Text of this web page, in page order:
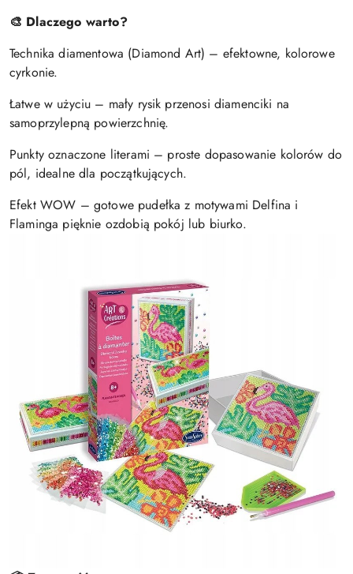
🎨 Dlaczego warto?
Technika diamentowa (Diamond Art) – efektowne, kolorowe
cyrkonie.
Łatwe w użyciu – mały rysik przenosi diamenciki na
samoprzylepną powierzchnię.
Punkty oznaczone literami – proste dopasowanie kolorów do
pól, idealne dla początkujących.
Efekt WOW – gotowe pudełka z motywami Delfina i
Flaminga pięknie ozdobią pokój lub biurko.